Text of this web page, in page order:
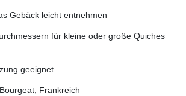
Gebäck leicht entnehmen
für kleine oder große Quiches
geeignet
Frankreich